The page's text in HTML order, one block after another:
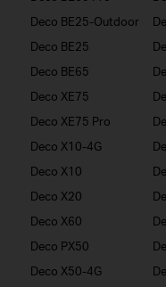
Deco BE25-Outdoor
Deco BE25
Deco BE65
Deco XE75
Deco XE75 Pro
Deco X10-4G
Deco X10
Deco X20
Deco X60
Deco PX50
Deco X50-4G